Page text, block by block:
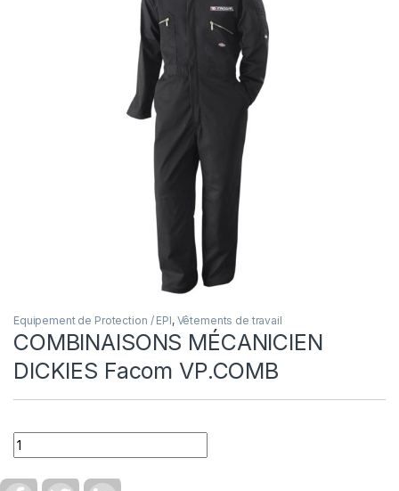
Equipement de Protection / EPI, Vêtements de travail
COMBINAISONS MÉCANICIEN
DICKIES Facom VP.COMB
Quantity